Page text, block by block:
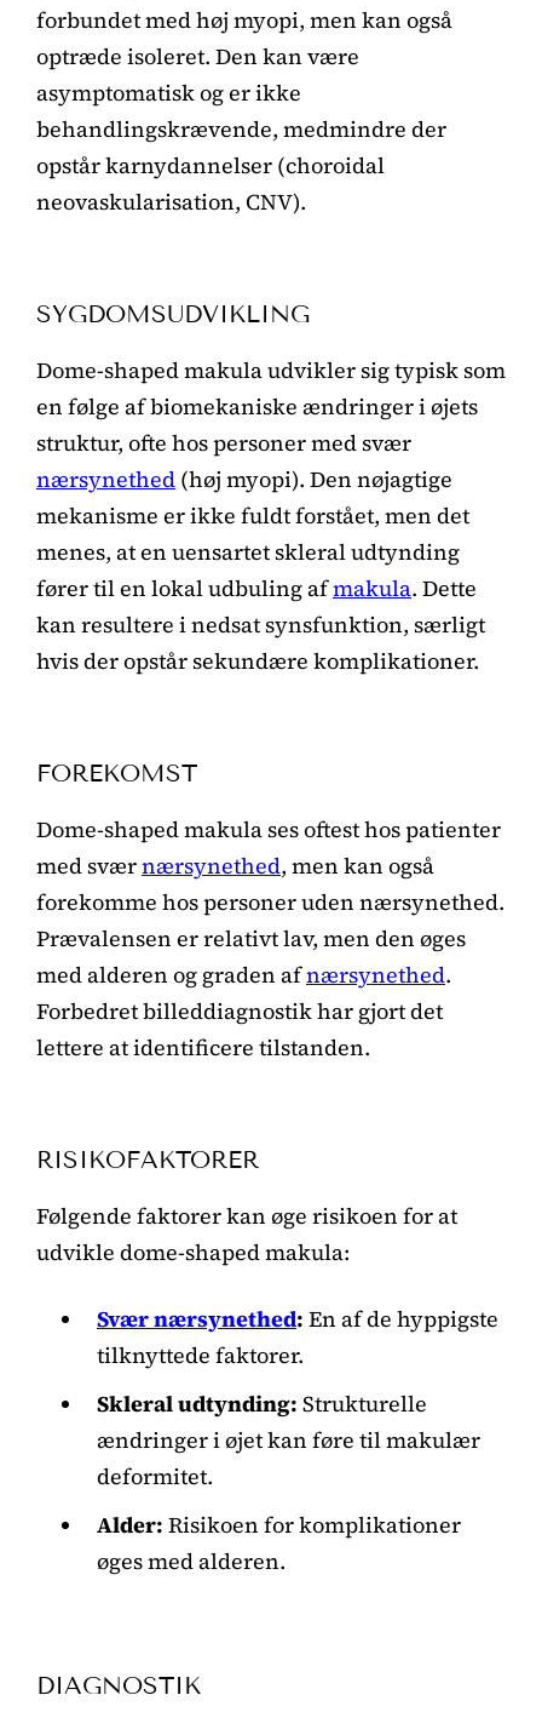
forbundet med høj myopi, men kan også
optræde isoleret. Den kan være
asymptomatisk og er ikke
behandlingskrævende, medmindre der
opstår karnydannelser (choroidal
neovaskularisation, CNV).
SYGDOMSUDVIKLING
Dome-shaped makula udvikler sig typisk som
en følge af biomekaniske ændringer i øjets
struktur, ofte hos personer med svær
nærsynethed (høj myopi). Den nøjagtige
mekanisme er ikke fuldt forstået, men det
menes, at en uensartet skleral udtynding
fører til en lokal udbuling afmakula. Dette
kan resultere i nedsat synsfunktion, særligt
hvis der opstår sekundære komplikationer.
FOREKOMST
Dome-shaped makula ses oftest hos patienter
med sværnærsynethed, men kan også
forekomme hos personer uden nærsynethed.
Prævalensen er relativt lav, men den øges
med alderen og graden afnærsynethed.
Forbedret billeddiagnostik har gjort det
lettere at identificere tilstanden.
RISIKOFAKTORER
Følgende faktorer kan øge risikoen for at
udvikle dome-shaped makula:
Svær nærsynethed: En af de hyppigste
tilknyttede faktorer.
Skleral udtynding: Strukturelle
ændringer i øjet kan føre til makulær
deformitet.
Alder: Risikoen for komplikationer
øges med alderen.
DIAGNOSTIK